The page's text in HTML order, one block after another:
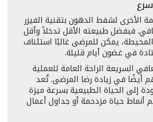
الأخرى لشفط الدهون بتقنية الفيزر
فبفضل طبيعته الأقل تدخلاً وأقل
يمكن للمرضى غالبًا استئناف
في غضون أيام قليلة.
السريعة الراحة العامة للعملية
في زيادة رضا المرضى. تُعد
إلى الحياة الطبيعية بسرعة ميزة
أنماط حياة مزدحمة أو جداول أعمال